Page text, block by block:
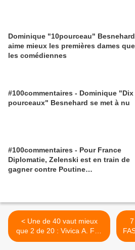
Dominique "10pourceau" Besnehard
aime mieux les premières dames que
les comédiennes
#100commentaires - Dominique "Dix
pourceaux" Besnehard se met à nu
#100commentaires - Pour France
Diplomatie, Zelenski est en train de
gagner contre Poutine…
< Une de 40 vaut mieux
que 2 de 20 : Vivica A. Fox
46 ans, actrice et